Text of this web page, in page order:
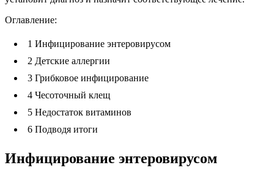
Оглавление:
1 Инфицирование энтеровирусом
2 Детские аллергии
3 Грибковое инфицирование
4 Чесоточный клещ
5 Недостаток витаминов
6 Подводя итоги
Инфицирование энтеровирусом